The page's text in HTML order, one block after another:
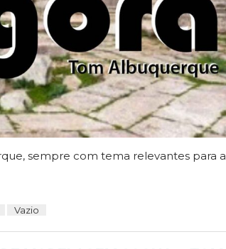
sempre com tema relevantes para a
Vazio